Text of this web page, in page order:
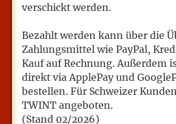
verschickt werden.
Bezahlt werden kann über die
Zahlungsmittel wie PayPal,
Kauf auf Rechnung. Außerdem
direkt via ApplePay und
bestellen. Für Schweizer
TWINT angeboten.
(Stand 02/2026)